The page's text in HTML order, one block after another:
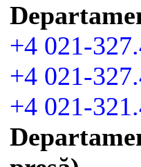
+4 021-
+4 021-
+4 021-